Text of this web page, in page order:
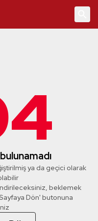
ya da geçici olarak
beklemek
Dön' butonuna